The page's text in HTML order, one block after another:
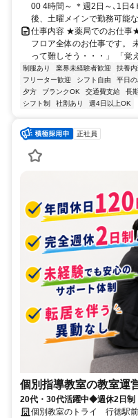
00 4時間～ ＊週2日～､1日4
後、土曜メインで勤務可能
仕事内容 ★薬局でのお仕事
フロア全体のお仕事です。
って難しそう・・・」 「覚
制服あり 業界未経験者歓迎 扶養
フリーター歓迎
シフト自由 平日
夕方
ブランクOK 交通費支給 長
シフト制
社割あり 週4日以上OK
正社員
個別指導教室の教室運
20代・30代活躍中◆週休2日制
個別教室のトライ 行徳駅